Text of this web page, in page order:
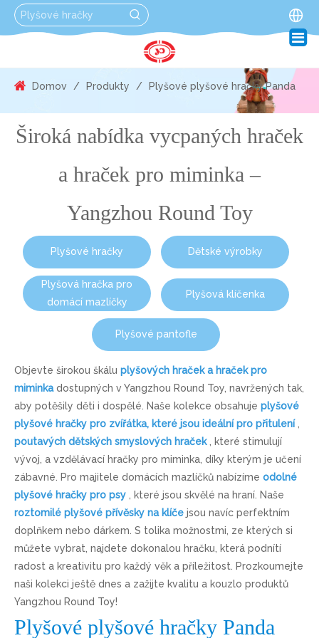
Domov / Produkty / Plyšové plyšové hračky Panda
Široká nabídka vycpaných hraček
a hraček pro miminka –
Yangzhou Round Toy
Plyšové hračky Dětské výrobky
Plyšová hračka pro
domácí mazlíčky
Plyšová klíčenka
Plyšové pantofle
Objevte širokou škálu plyšových hraček a hraček pro
miminkadostupných v Yangzhou Round Toy, navržených tak,
aby potěšily děti i dospělé. Naše kolekce obsahuje plyšové
plyšové hračky pro zvířátka, které jsou ideální pro přitulení
poutavých dětských smyslových hraček
, které stimulují
vývoj, a vzdělávací hračky pro miminka, díky kterým je učení
zábavné. Pro majitele domácích mazlíčků nabízíme odolné
plyšové hračky pro psy
, které jsou skvělé na hraní. Naše
roztomilé plyšové přívěsky na klíče jsou navíc perfektním
doplňkem nebo dárkem. S tolika možnostmi, ze kterých si
můžete vybrat, najdete dokonalou hračku, která podnítí
radost a kreativitu pro každý věk a příležitost. Prozkoumejte
naši kolekci ještě dnes a zažijte kvalitu a kouzlo produktů
Yangzhou Round Toy!
Plyšové plyšové hračky Panda